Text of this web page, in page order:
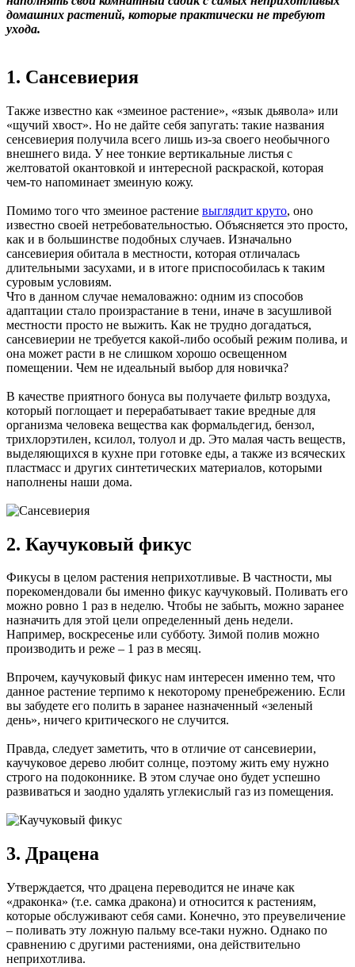
домашних растений, которые практически не требуют
ухода.
1. Сансевиерия
Также известно как «змеиное растение», «язык дьявола» или
«щучий хвост». Но не дайте себя запугать: такие названия
сенсевиерия получила всего лишь из-за своего необычного
внешнего вида. У нее тонкие вертикальные листья с
желтоватой окантовкой и интересной раскраской, которая
чем-то напоминает змеиную кожу.
Помимо того что змеиное растение выглядит круто, оно
известно своей нетребовательностью. Объясняется это просто,
как и в большинстве подобных случаев. Изначально
сансевиерия обитала в местности, которая отличалась
длительными засухами, и в итоге приспособилась к таким
суровым условиям.
Что в данном случае немаловажно: одним из способов
адаптации стало произрастание в тени, иначе в засушливой
местности просто не выжить. Как не трудно догадаться,
сансевиерии не требуется какой-либо особый режим полива, и
она может расти в не слишком хорошо освещенном
помещении. Чем не идеальный выбор для новичка?
В качестве приятного бонуса вы получаете фильтр воздуха,
который поглощает и перерабатывает такие вредные для
организма человека вещества как формальдегид, бензол,
трихлорэтилен, ксилол, толуол и др. Это малая часть веществ,
выделяющихся в кухне при готовке еды, а также из всяческих
пластмасс и других синтетических материалов, которыми
наполнены наши дома.
2. Каучуковый фикус
Фикусы в целом растения неприхотливые. В частности, мы
порекомендовали бы именно фикус каучуковый. Поливать его
можно ровно 1 раз в неделю. Чтобы не забыть, можно заранее
назначить для этой цели определенный день недели.
Например, воскресенье или субботу. Зимой полив можно
производить и реже – 1 раз в месяц.
Впрочем, каучуковый фикус нам интересен именно тем, что
данное растение терпимо к некоторому пренебрежению. Если
вы забудете его полить в заранее назначенный «зеленый
день», ничего критического не случится.
Правда, следует заметить, что в отличие от сансевиерии,
каучуковое дерево любит солнце, поэтому жить ему нужно
строго на подоконнике. В этом случае оно будет успешно
развиваться и заодно удалять углекислый газ из помещения.
3. Драцена
Утверждается, что драцена переводится не иначе как
«драконка» (т.е. самка дракона) и относится к растениям,
которые обслуживают себя сами. Конечно, это преувеличение
– поливать эту ложную пальму все-таки нужно. Однако по
сравнению с другими растениями, она действительно
неприхотлива.